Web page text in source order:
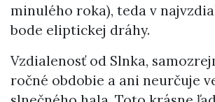
minulého roka), teda v
bode eliptickej dráhy.
Vzdialenosť od Slnka,
ročné obdobie a ani neurčuje